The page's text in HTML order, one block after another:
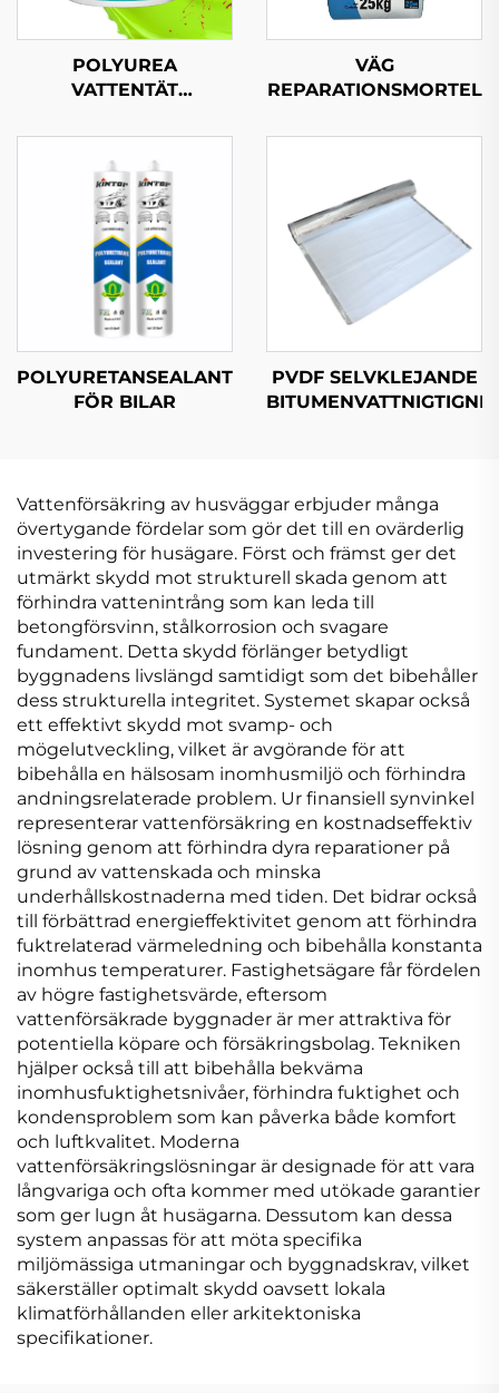
POLYUREA
VATTENTÄT
VÄG
REPARATIONSMORTEL
POLYURETANSEALANT
FÖR BILAR
PVDF SELVKLEJANDE
Vattenförsäkring av husväggar erbjuder många
övertygande fördelar som gör det till en ovärderlig
investering för husägare. Först och främst ger det
utmärkt skydd mot strukturell skada genom att
förhindra vattenintrång som kan leda till
betongförsvinn, stålkorrosion och svagare
fundament. Detta skydd förlänger betydligt
byggnadens livslängd samtidigt som det bibehåller
dess strukturella integritet. Systemet skapar också
ett effektivt skydd mot svamp- och
mögelutveckling, vilket är avgörande för att
bibehålla en hälsosam inomhusmiljö och förhindra
andningsrelaterade problem. Ur finansiell synvinkel
representerar vattenförsäkring en kostnadseffektiv
lösning genom att förhindra dyra reparationer på
grund av vattenskada och minska
underhållskostnaderna med tiden. Det bidrar också
till förbättrad energieffektivitet genom att förhindra
fuktrelaterad värmeledning och bibehålla konstanta
inomhus temperaturer. Fastighetsägare får fördelen
av högre fastighetsvärde, eftersom
vattenförsäkrade byggnader är mer attraktiva för
potentiella köpare och försäkringsbolag. Tekniken
hjälper också till att bibehålla bekväma
inomhusfuktighetsnivåer, förhindra fuktighet och
kondensproblem som kan påverka både komfort
och luftkvalitet. Moderna
vattenförsäkringslösningar är designade för att vara
långvariga och ofta kommer med utökade garantier
som ger lugn åt husägarna. Dessutom kan dessa
system anpassas för att möta specifika
miljömässiga utmaningar och byggnadskrav, vilket
säkerställer optimalt skydd oavsett lokala
klimatförhållanden eller arkitektoniska
specifikationer.